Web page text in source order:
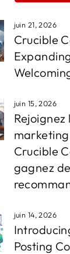
juin 21, 2026
Crucible
juin 15, 2026
Crucible
gagnez
juin 14, 2026
Posting